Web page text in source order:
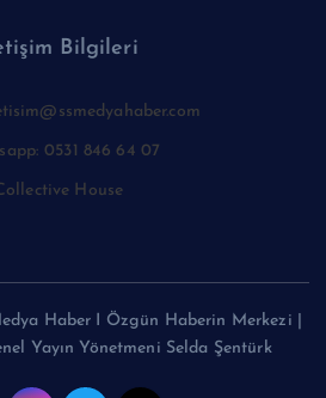
Bilgileri
0531 846 64 07
House
Haber I Özgün Haberin Merkezi |
Yayın Yönetmeni Selda Şentürk